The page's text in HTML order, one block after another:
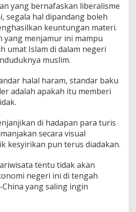
yang bernafaskan liberalisme
segala hal dipandang boleh
keuntungan materi.
yang menjamur ini mampu
umat Islam di dalam negeri
muslim.
halal haram, standar baku
adalah apakah itu memberi
di hadapan para turis
secara visual
kesyirikan pun terus diadakan.
tentu tidak akan
negeri ini di tengah
yang saling ingin